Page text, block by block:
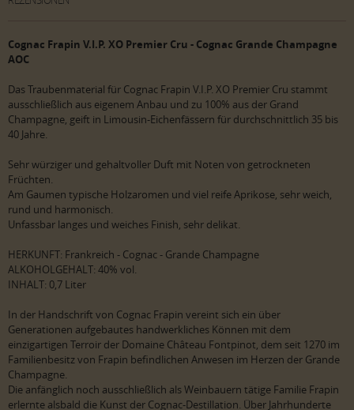
Cognac Frapin V.I.P. XO Premier Cru - Cognac Grande Champagne
AOC
Das Traubenmaterial für Cognac Frapin V.I.P. XO Premier Cru stammt
ausschließlich aus eigenem Anbau und zu 100% aus der Grand
Champagne, geift in Limousin-Eichenfässern für durchschnittlich 35 bis
40 Jahre.
Sehr würziger und gehaltvoller Duft mit Noten von getrockneten
Früchten.
Am Gaumen typische Holzaromen und viel reife Aprikose, sehr weich,
rund und harmonisch.
Unfassbar langes und weiches Finish, sehr delikat.
HERKUNFT: Frankreich - Cognac - Grande Champagne
ALKOHOLGEHALT: 40% vol.
INHALT: 0,7 Liter
In der Handschrift von Cognac Frapin vereint sich ein über
Generationen aufgebautes handwerkliches Können mit dem
einzigartigen Terroir der Domaine Château Fontpinot, dem seit 1270 im
Familienbesitz von Frapin befindlichen Anwesen im Herzen der Grande
Champagne.
Die anfänglich noch ausschließlich als Weinbauern tätige Familie Frapin
erlernte alsbald die Kunst der Cognac-Destillation. Über Jahrhunderte